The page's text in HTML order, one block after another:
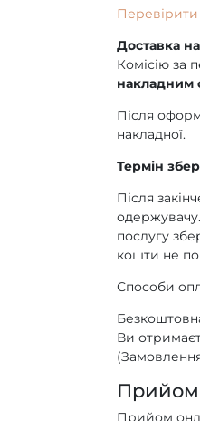
Перевірити
Доставка
Комісію за
накладним
Після
накладної.
Термін
Після
послугу
кошти не
Способи
Ви
Прийом
Прийом